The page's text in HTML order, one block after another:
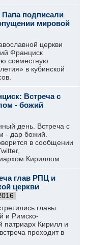
подписали
мировой
церкви
Франциск
совместную
в кубинской
Встреча с
- божий
день. Встреча с
- дар божий.
в сообщении
Кириллом.
глав РПЦ и
церкви
главы
и Римско-
патриарх Кирилл и
проходит в